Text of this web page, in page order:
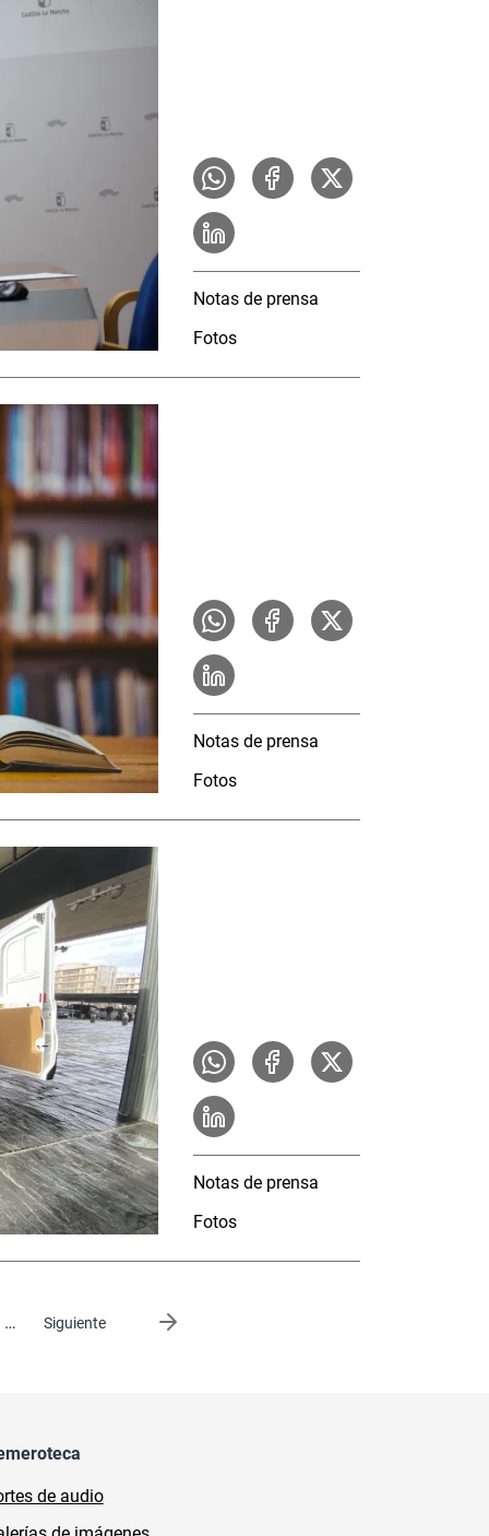
Notas de prensa
Fotos
Notas de prensa
Fotos
Notas de prensa
Fotos
… Siguiente
página
de audio